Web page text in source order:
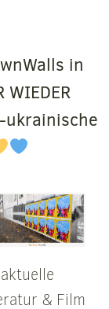
in
ukrainische
& Film